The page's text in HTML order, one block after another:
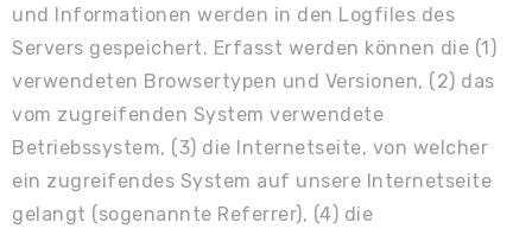
und Informationen werden in den Logfiles des
Servers gespeichert. Erfasst werden können die (1)
verwendeten Browsertypen und Versionen, (2) das
vom zugreifenden System verwendete
Betriebssystem, (3) die Internetseite, von welcher
ein zugreifendes System auf unsere Internetseite
gelangt (sogenannte Referrer), (4) die